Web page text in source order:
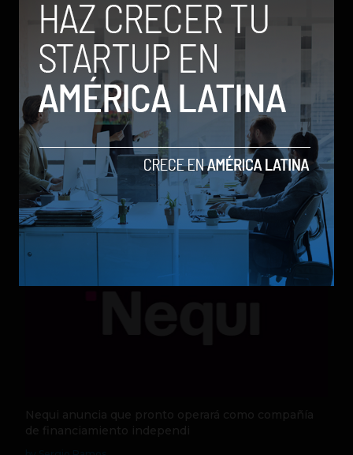
Qwen 3.8-Max, la nueva IA de Alibaba que desafía a
los modelos más poderosos
by Sergio Ramos
Actualidad
5 de agosto de 2026
Nequi anuncia que pronto operará como compañía
de financiamiento independi